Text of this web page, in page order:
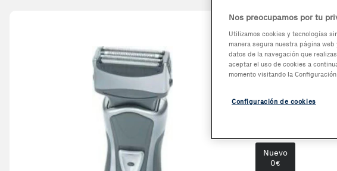
AEG HR
0€
Nuevo
0€
Nos preocupamos por tu
Utilizamos cookies y tecnologías
manera segura nuestra página
datos de la navegación que
aceptar el uso de cookies a
momento visitando la
Configuración de cookies